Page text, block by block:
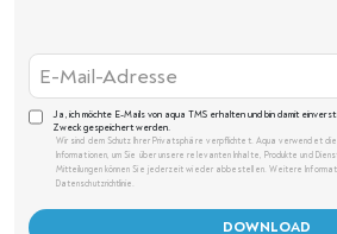
Ja, ich möchte E-Mails von aqua TMS erhalten und bin damit
Zweck gespeichert werden.
Wir sind dem Schutz Ihrer Privatsphäre verpflichtet. Aqua verwendet
Informationen, um Sie über unsere relevanten Inhalte, Produkte und
Mitteilungen können Sie jederzeit wieder abbestellen. Weitere
Datenschutzrichtlinie.